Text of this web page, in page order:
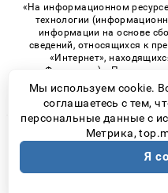
«На информационном
технологии
информации на основе
сведений, относящихся к
«Интернет»,
Федерации)». Правила
технологий в виджетах
© 2026
Возрастная
Политика
Мы используем cookie.
соглашаетесь с тем,
персональные данные с
Метрика,
Я